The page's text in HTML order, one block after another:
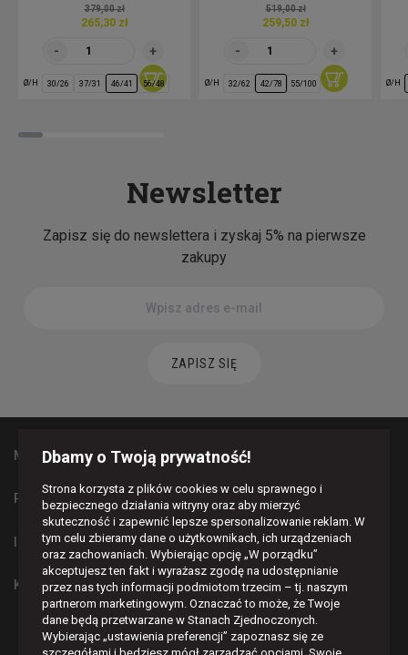
379,00 zł
265,30 zł
Ø/H 30/26 37/31 46/41 56/48
519,00 zł
259,50 zł
Ø/H 32/62 42/78 55/100 Ø/H
Newsletter
Zapisz się do newslettera i zyskaj 5% na pierwsze
zakupy
ZAPISZ SIĘ
MAPA STRONY
PŁATNOŚCI I DOSTAWA
INFORMACJE
KONTAKT
BĄDŹMY W KONTAKCIE
Dbamy o Twoją prywatność!
Strona korzysta z plików cookies w celu sprawnego i
bezpiecznego działania witryny oraz aby mierzyć
skuteczność i zapewnić lepsze spersonalizowanie reklam. W
tym celu zbieramy dane o użytkownikach, ich urządzeniach
oraz zachowaniach. Wybierając opcję „W porządku”
akceptujesz ten fakt i wyrażasz zgodę na udostępnianie
przez nas tych informacji podmiotom trzecim – tj. naszym
partnerom marketingowym. Oznaczać to może, że Twoje
dane będą przetwarzane w Stanach Zjednoczonych.
Wybierając „ustawienia preferencji” zapoznasz się ze